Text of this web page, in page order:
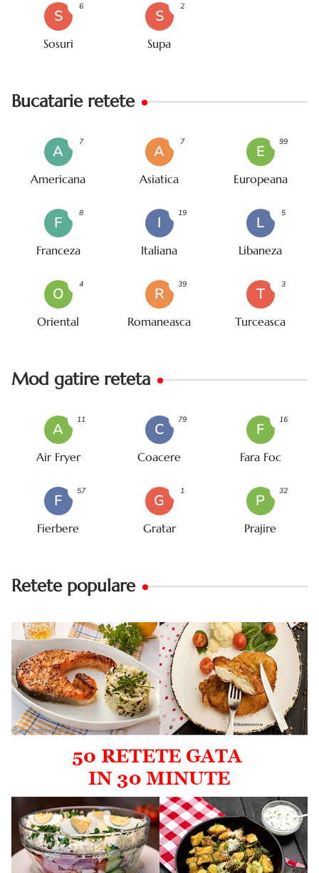
S
Sosuri
6
S
Supa
2
Bucatarie retete
A
Americana
7
A
Asiatica
7
E
Europeana
99
F
Franceza
8
I
Italiana
19
L
Libaneza
5
O
Oriental
4
R
Romaneasca
39
T
Turceasca
3
Mod gatire reteta
A
Air Fryer
11
C
Coacere
79
F
Fara Foc
16
F
Fierbere
57
G
Gratar
1
P
Prajire
32
Retete populare